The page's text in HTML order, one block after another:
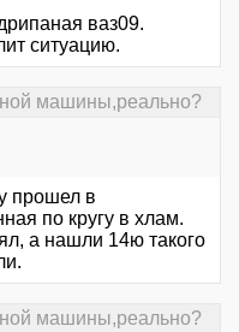
ваз09.
ситуацию.
машины,реально?
прошел в
по кругу в хлам.
а нашли 14ю такого
машины,реально?